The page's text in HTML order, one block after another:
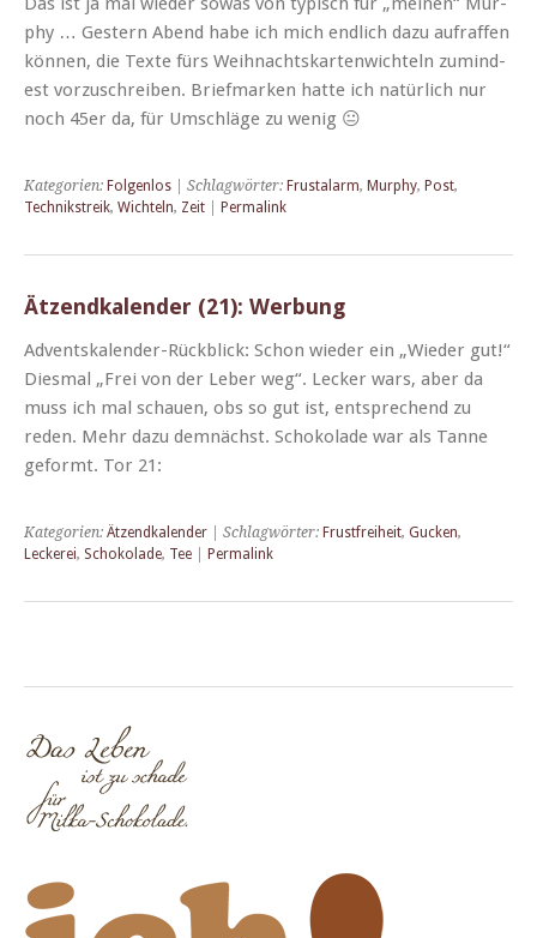
phy … Gestern Abend habe ich mich endlich dazu aufraf­fen
kön­nen, die Texte fürs Wei­h­nacht­skarten­wichteln zumin­d­
est vorzuschreiben. Brief­marken hat­te ich natür­lich nur
noch 45er da, für Umschläge zu wenig 😐
Kategorien: Folgenlos | Schlagwörter: Frustalarm, Murphy, Post,
Technikstreik, Wichteln, Zeit Permalink
Ätzendkalender (21): Werbung
Adventskalen­der-Rück­blick: Schon wieder ein „Wieder gut!“
Dies­mal „Frei von der Leber weg“. Leck­er wars, aber da
muss ich mal schauen, obs so gut ist, entsprechend zu
reden. Mehr dazu dem­nächst. Schoko­lade war als Tanne
geformt. Tor 21:
Kategorien: Ätzendkalender | Schlagwörter: Frustfreiheit, Gucken,
Leckerei, Schokolade, Tee Permalink